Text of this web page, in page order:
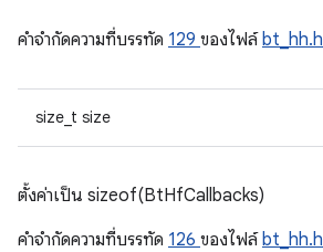
คําจํากัดความที่บรรทัด 129 ของไฟล์bt_hh.h
size_t size
ตั้งค่าเป็น sizeof(BtHfCallbacks)
คําจํากัดความที่บรรทัด 126 ของไฟล์bt_hh.h